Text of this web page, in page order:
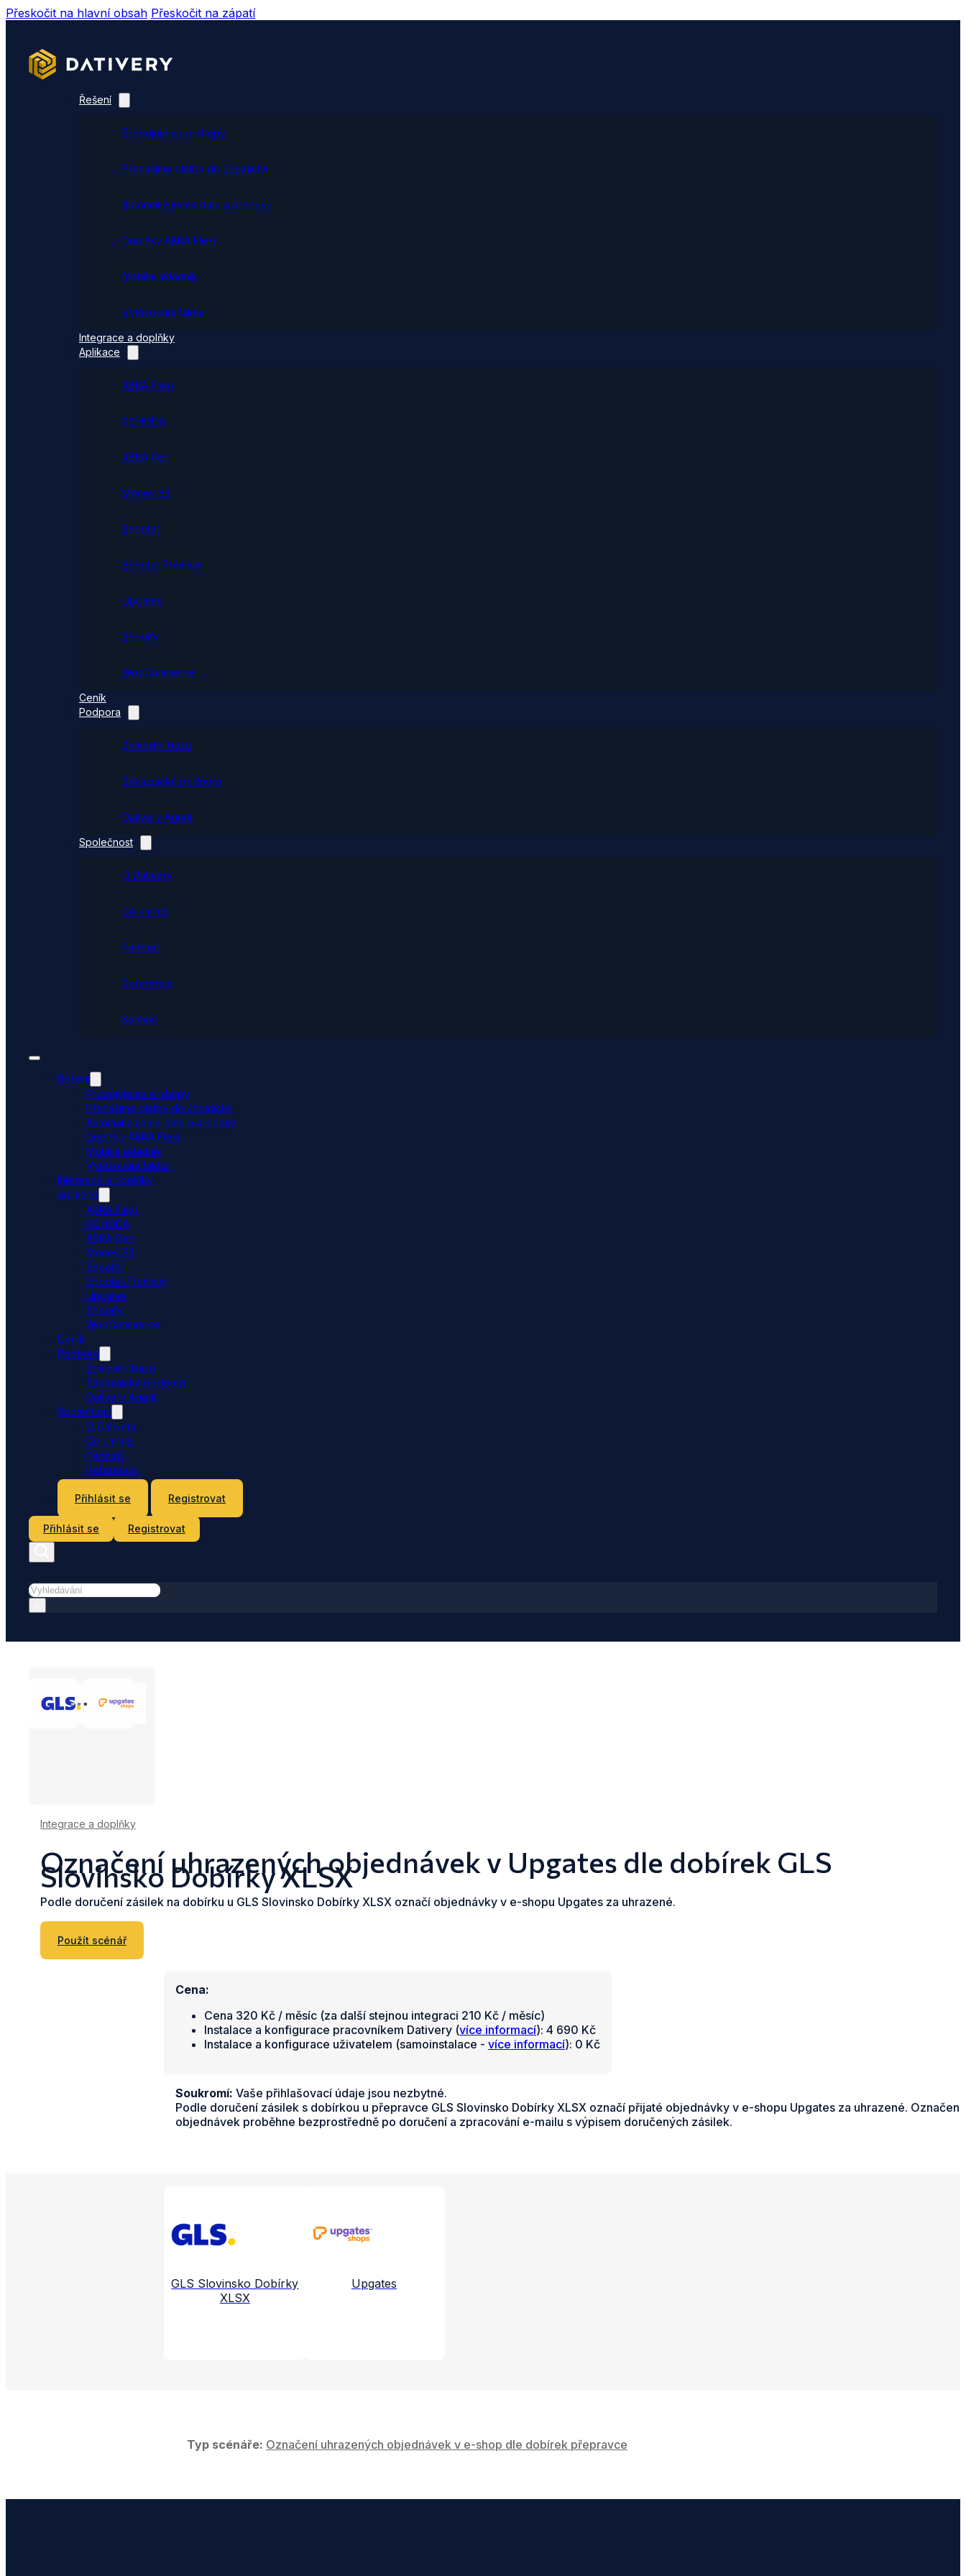
Přeskočit na hlavní obsah Přeskočit na zápatí
Řešení
Propojujeme e-shopy
Přenášíme platby do účetnictví
Automatizujeme data a procesy
Doplňky ABRA Flexi
Mobilní skladník
Vytěžování faktur
Integrace a doplňky
Aplikace
ABRA Flexi
POHODA
ABRA Gen
Money S3
Shoptet
Shoptet Premium
Upgates
Shopify
WooCommerce
Ceník
Podpora
Znalostní báze
Zákaznická podpora
Dativery Agent
Společnost
O Dativery
Co umíme
Partneři
Reference
Kontakt
Řešení
Propojujeme e-shopy
Přenášíme platby do účetnictví
Automatizujeme data a procesy
Doplňky ABRA Flexi
Mobilní skladník
Vytěžování faktur
Integrace a doplňky
Aplikace
ABRA Flexi
POHODA
ABRA Gen
Money S3
Shoptet
Shoptet Premium
Upgates
Shopify
WooCommerce
Ceník
Podpora
Znalostní báze
Zákaznická podpora
Dativery Agent
Společnost
O Dativery
Co umíme
Partneři
Reference
Přihlásit se
Registrovat
Přihlásit se Registrovat
Hledat
Integrace a doplňky
Označení uhrazených objednávek v Upgates dle dobírek GLS
Slovinsko Dobírky XLSX
Podle doručení zásilek na dobírku u GLS Slovinsko Dobírky XLSX označí objednávky v e-shopu Upgates za uhrazené.
Použít scénář
Cena:
Cena 320 Kč / měsíc (za další stejnou integraci 210 Kč / měsíc)
Instalace a konfigurace pracovníkem Dativery (více informací): 4 690 Kč
Instalace a konfigurace uživatelem (samoinstalace - více informací): 0 Kč
Soukromí: Vaše přihlašovací údaje jsou nezbytné.
Podle doručení zásilek s dobírkou u přepravce GLS Slovinsko Dobírky XLSX označí přijaté objednávky v e-shopu Upgates za uhrazené.
objednávek proběhne bezprostředně po doručení a zpracování e-mailu s výpisem doručených zásilek.
GLS Slovinsko Dobírky
XLSX
Upgates
Typ scénáře: Označení uhrazených objednávek v e-shop dle dobírek přepravce